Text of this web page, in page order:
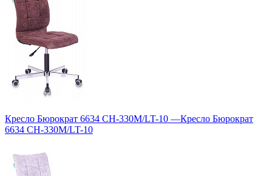
Кресло Бюрократ 6634 CH-330M/LT-10 —Кресло Бюрократ
6634 CH-330M/LT-10